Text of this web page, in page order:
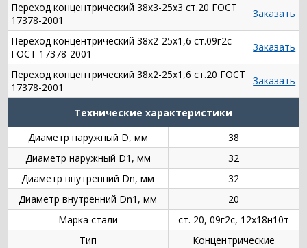
Переход концентрический 38х3-25х3 ст.20 ГОСТ
17378-2001
Заказать
Переход концентрический 38х2-25х1,6 ст.09г2с
ГОСТ 17378-2001
Заказать
Переход концентрический 38х2-25х1,6 ст.20 ГОСТ
17378-2001
Заказать
Технические характеристики
Диаметр наружный D, мм
38
Диаметр наружный D1, мм
32
Диаметр внутренний Dn, мм
32
Диаметр внутренний Dn1, мм
20
Марка стали
ст. 20, 09г2с, 12х18н10т
Тип
Концентрические